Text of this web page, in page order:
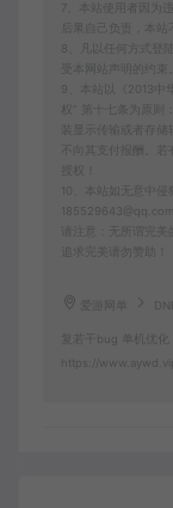
7、本站使用者因为
后果自己负责，本
8、凡以任何方式登
受本网站声明的约束。
9、本站以《2013中
权” 第十七条为原则
装显示传输或者存
不向其支付报酬。
10、本站如无意中
请注意：无所谓完
追求完美请勿赞助！
爱游网单 DNF
复若干bug 单机优
https://